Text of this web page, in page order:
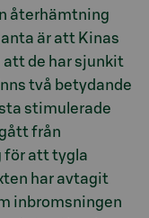
återhämtning
är att Kinas
att de har sjunkit
två betydande
stimulerade
från
för att tygla
har avtagit
inbromsningen